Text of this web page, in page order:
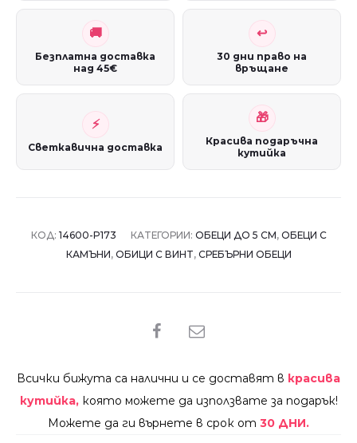
Безплатна доставка
над 45€
30 дни право на
връщане
Светкавична доставка
Красива подаръчна
кутийка
КОД: 14600-P173 КАТЕГОРИИ: ОБЕЦИ ДО 5 СМ, ОБЕЦИ С
КАМЪНИ, ОБИЦИ С ВИНТ, СРЕБЪРНИ ОБЕЦИ
SHARE
Всички бижута са налични и се доставят в красива
кутийка, която можете да използвате за подарък!
Можете да ги върнете в срок от 30 ДНИ.